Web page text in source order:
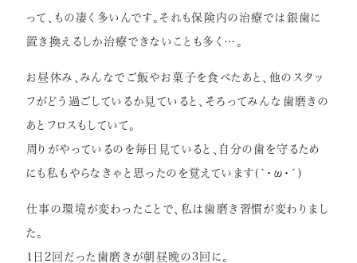
って、もの凄く多いんです。それも保険内の治療では銀歯に
置き換えるしか治療できないことも多く…。
お昼休み、みんなでご飯やお菓子を食べたあと、他のスタッ
フがどう過ごしているか見ていると、そろってみんな歯磨きの
あとフロスもしていて。
周りがやっているのを毎日見ていると、自分の歯を守るため
にも私もやらなきゃと思ったのを覚えています(`･ω･´)
仕事の環境が変わったことで、私は歯磨き習慣が変わりまし
た。
1日2回だった歯磨きが朝昼晩の3回に。